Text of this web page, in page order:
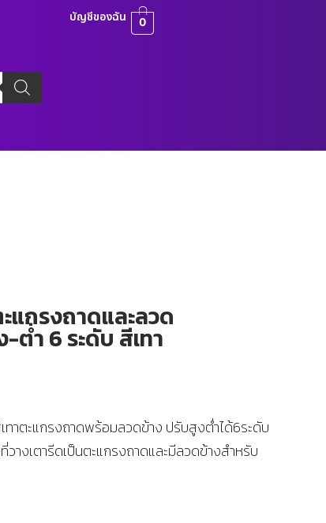
บัญชีของฉัน 0
แกรงถาดและลวด
ต่ำ 6 ระดับ สีเทา
ทาตะแกรงถาดพร้อมลวดข้าง ปรับสูงต่ำได้6ระดับ
างเตารีดเป็นตะแกรงถาดและมีลวดข้างสำหรับ